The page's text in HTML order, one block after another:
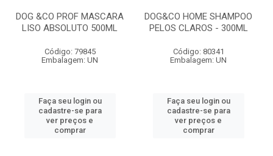
DOG &CO PROF MASCARA
LISO ABSOLUTO 500ML
Código: 79845
Embalagem: UN
Faça seu login ou
cadastre-se para
ver preços e
comprar
DOG&CO HOME SHAMPOO
PELOS CLAROS - 300ML
Código: 80341
Embalagem: UN
Faça seu login ou
cadastre-se para
ver preços e
comprar